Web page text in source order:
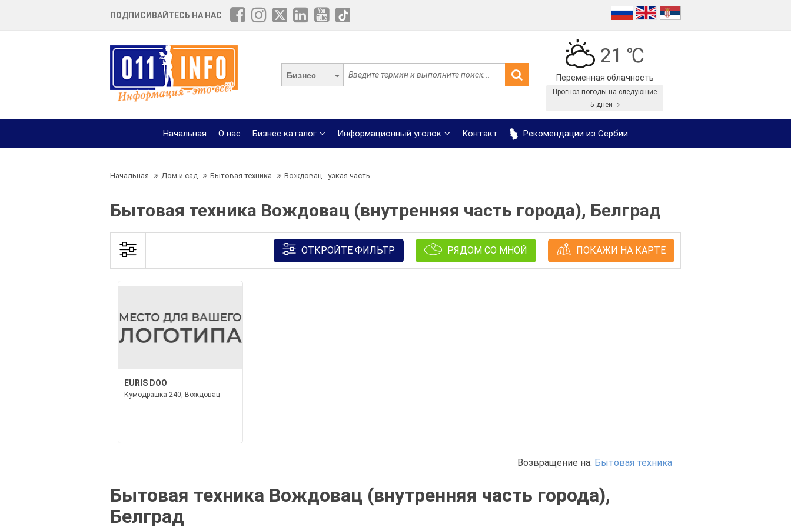
ПОДПИСИВАЙТЕСЬ НА НАС
Бизнес
21 ℃
Переменная облачность
Прогноз погоды на следующие
5 дней
Начальная О нас Бизнес каталог Информационный уголок Контакт Рекомендации из Сербии
Начальная Дом и сад Бытовая техника Вождовац - узкая часть
Бытовая техника Вождовац (внутренняя часть города), Белград
ОТКРОЙТЕ ФИЛЬТР РЯДОМ СО МНОЙ ПОКАЖИ НА КАРТЕ
EURIS DOO
Кумодрашка 240, Вождовац
Возвращение на: Бытовая техника
Бытовая техника Вождовац (внутренняя часть города),
Белград